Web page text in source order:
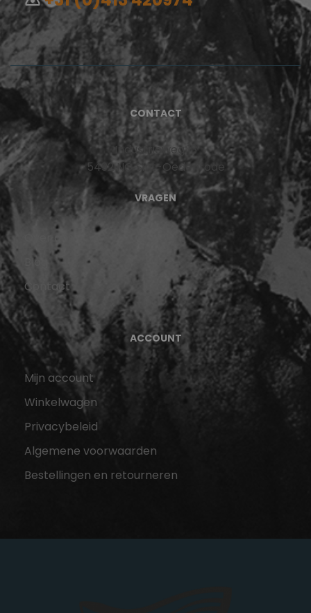
CONTACT
Industrieweg 13
5492 NG Sint-Oedenrode
VRAGEN
Blog
Contact
ACCOUNT
Mijn account
Winkelwagen
Privacybeleid
Algemene voorwaarden
Bestellingen en retourneren